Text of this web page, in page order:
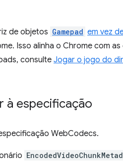
de objetos Gamepad em vez
Isso alinha o Chrome com
consulte Jogar o jogo do
à especificação
WebCodecs.